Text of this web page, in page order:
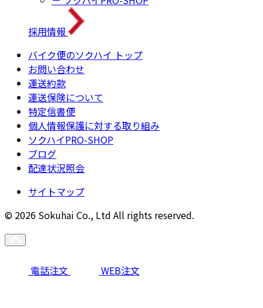
採用情報
バイク便のソクハイ トップ
お問い合わせ
運送約款
運送保険について
特定信書便
個人情報保護に対する取り組み
ソクハイPRO-SHOP
ブログ
配達状況照会
サイトマップ
© 2026 Sokuhai Co., Ltd All rights reserved.
電話注文 WEB注文